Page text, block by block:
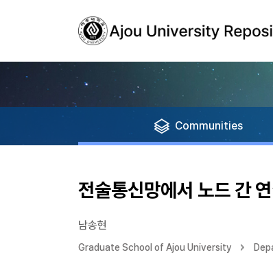
Communities
전술통신망에서 노드 간
남송현
Graduate School of Ajou University